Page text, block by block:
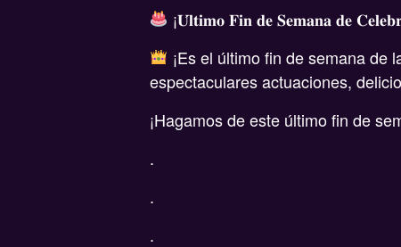
¡𝐔́𝐥𝐭𝐢𝐦𝐨 𝐅𝐢𝐧 𝐝𝐞 𝐒𝐞𝐦𝐚𝐧𝐚 𝐝𝐞
¡Es el último fin de semana de
espectaculares actuaciones,
¡Hagamos de este último fin de
.
.
.